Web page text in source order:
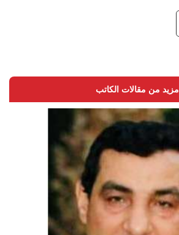
مزيد من مقالات الكاتب